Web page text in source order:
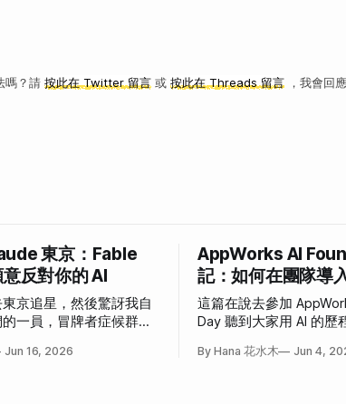
嗎？請 按此在 Twitter 留言 或 按此在 Threads 留言 ，我會回
東京：Fable
反對你的 AI
京追星，然後驚訝我自
一員，冒牌者症候群大
Jun 16, 2026
AppWorks AI
記：如何在團隊導
這篇在說去參加
Day 聽到大家用 AI 的歷
By Hana 花水木 Jun 4,